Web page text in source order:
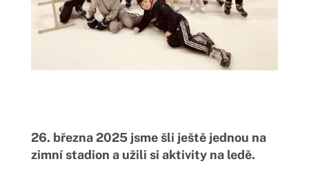
26. března 2025 jsme šli ještě jednou na
zimní stadion a užili si aktivity na ledě.